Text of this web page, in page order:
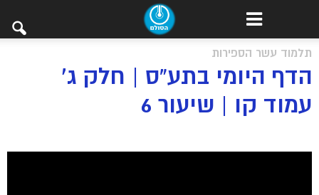
תלמוד עשר הספירות
הדף היומי בתע”ס | חלק ג’
עמוד קו | שיעור 6